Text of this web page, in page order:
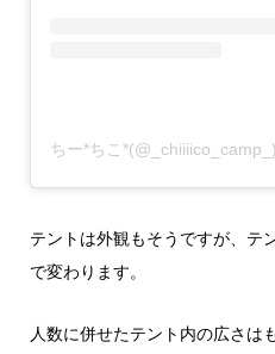
ちー*ちこ
テントは外観もそうですが、テ
で変わります。
人数に併せたテント内の広さは